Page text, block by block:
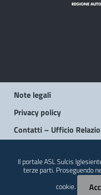
Note legali
Privacy policy
Contatti – Ufficio
Il portale ASL Sulcis
terze parti. Proseguendo
cookie.